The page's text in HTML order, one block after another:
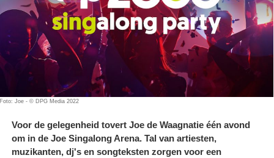
Foto: Joe - © DPG Media 2022
Voor de gelegenheid tovert Joe de Waagnatie één avond
om in de Joe Singalong Arena. Tal van artiesten,
muzikanten, dj's en songteksten zorgen voor een